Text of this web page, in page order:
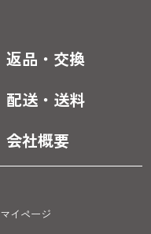
返品・交換
配送・送料
会社概要
マイページ